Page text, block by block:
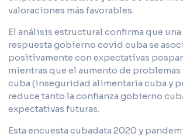
valoraciones más favorables.
El análisis estructural confirma que
respuesta gobierno covid cuba se
positivamente con expectativas
mientras que el aumento de
cuba (inseguridad alimentaria cuba y
reduce tanto la confianza gobierno
expectativas futuras.
Esta encuesta cubadata 2020 y